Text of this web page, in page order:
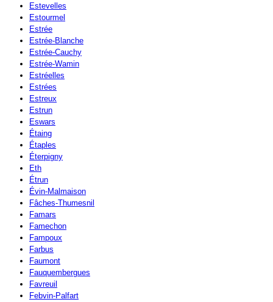
Estevelles
Estourmel
Estrée
Estrée-Blanche
Estrée-Cauchy
Estrée-Wamin
Estréelles
Estrées
Estreux
Estrun
Eswars
Étaing
Étaples
Éterpigny
Eth
Étrun
Évin-Malmaison
Fâches-Thumesnil
Famars
Famechon
Fampoux
Farbus
Faumont
Fauquembergues
Favreuil
Febvin-Palfart